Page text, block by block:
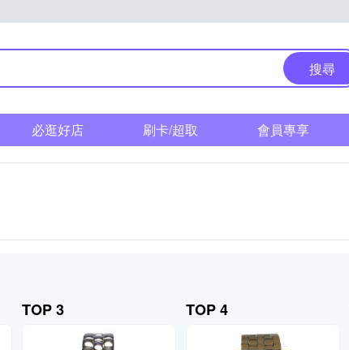
搜尋
必逛好店 刷卡/超取 會員專享
TOP 3 TOP 4